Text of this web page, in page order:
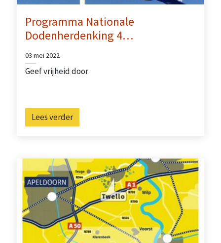
Programma Nationale
Dodenherdenking 4…
03 mei 2022
Geef vrijheid door
Lees verder